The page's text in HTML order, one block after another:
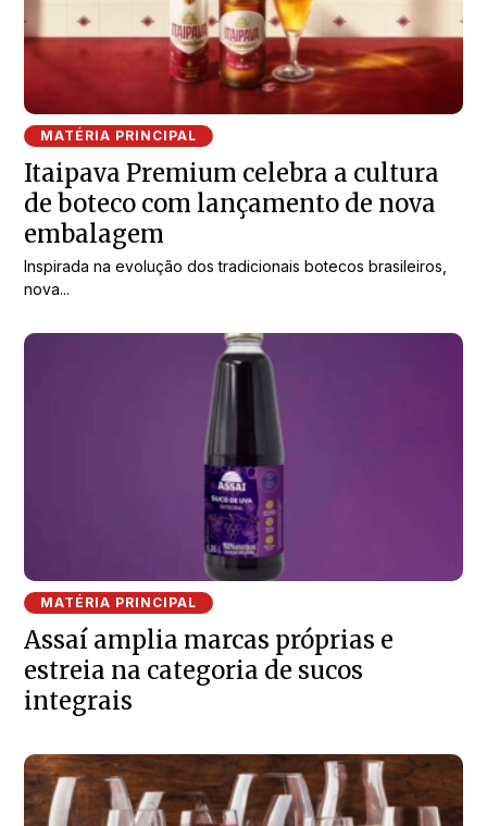
MATÉRIA PRINCIPAL
Itaipava Premium celebra a cultura
de boteco com lançamento de nova
embalagem
Inspirada na evolução dos tradicionais botecos brasileiros,
nova...
MATÉRIA PRINCIPAL
Assaí amplia marcas próprias e
estreia na categoria de sucos
integrais